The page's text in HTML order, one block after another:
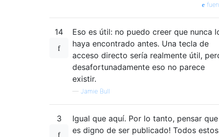
14
Eso es útil: no puedo creer que nunca
haya encontrado antes. Una tecla de
acceso directo sería realmente útil,
desafortunadamente eso no parece
existir.
— Jamie Bull
3
Igual que aquí. Por lo tanto, pensar que
es digno de ser publicado! Todos estos